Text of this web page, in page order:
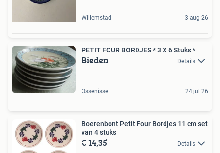
Willemstad 3 aug 26
PETIT FOUR BORDJES * 3 X 6 Stuks *
Bieden Details
Ossenisse 24 jul 26
Boerenbont Petit Four Bordjes 11 cm set
van 4 stuks
€ 14,35 Details